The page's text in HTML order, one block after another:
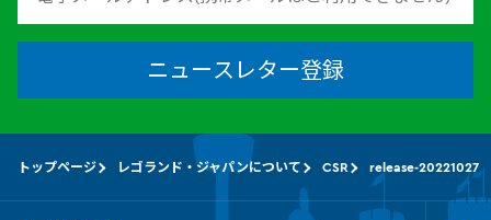
ニュースレター登録
トップページ レゴランド・ジャパンについて CSR release-20221027